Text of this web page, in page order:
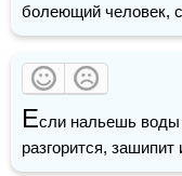
болеющий человек,
Если нальешь воды
разгорится, зашипит